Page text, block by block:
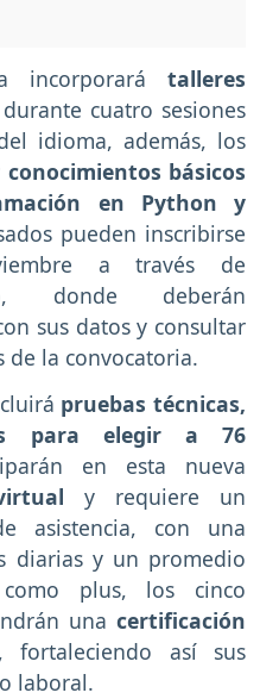
incorporará talleres
durante cuatro sesiones
idioma, además, los
básicos
en Python y
pueden inscribirse
a través de
donde deberán
sus datos y consultar
de la convocatoria.
pruebas técnicas,
para elegir a 76
en esta nueva
y requiere un
asistencia, con una
diarias y un promedio
plus, los cinco
una certificación
, fortaleciendo así sus
laboral.